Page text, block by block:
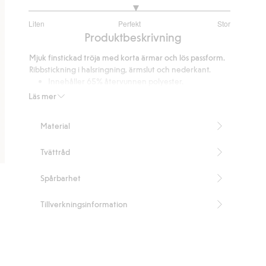
Liten Perfekt Stor
utav
15
betyg
Produktbeskrivning
Läs mer
Mjuk finstickad tröja med korta ärmar och lös passform.
Ribbstickning i halsringning, ärmslut och nederkant.
Artikelnummer
Material
Tvättråd
Spårbarhet
Tillverkningsinformation